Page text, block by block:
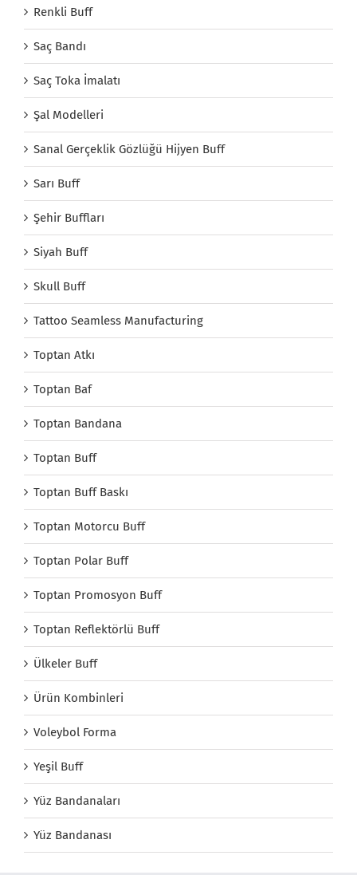
Renkli Buff
Saç Bandı
Saç Toka İmalatı
Şal Modelleri
Sanal Gerçeklik Gözlüğü Hijyen Buff
Sarı Buff
Şehir Buffları
Siyah Buff
Skull Buff
Tattoo Seamless Manufacturing
Toptan Atkı
Toptan Baf
Toptan Bandana
Toptan Buff
Toptan Buff Baskı
Toptan Motorcu Buff
Toptan Polar Buff
Toptan Promosyon Buff
Toptan Reflektörlü Buff
Ülkeler Buff
Ürün Kombinleri
Voleybol Forma
Yeşil Buff
Yüz Bandanaları
Yüz Bandanası